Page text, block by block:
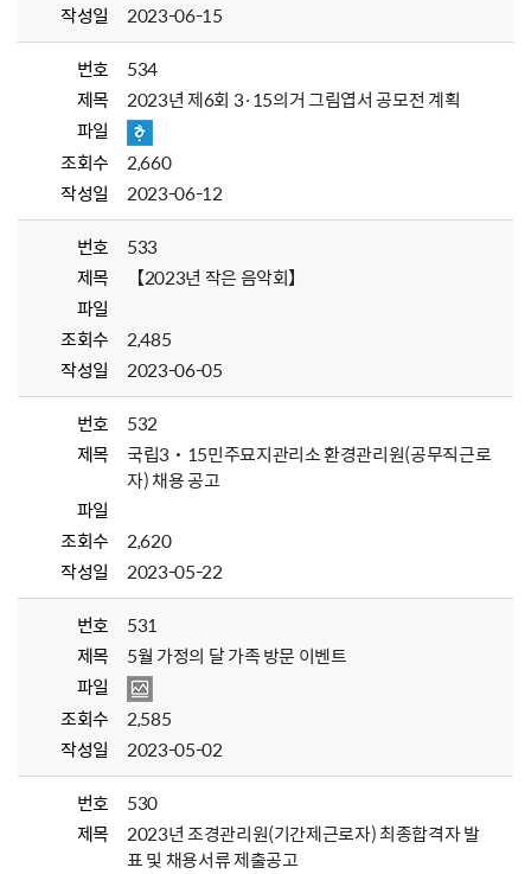
작성일
2023-06-15
번호
534
제목
2023년 제6회 3·15의거 그림엽서 공모전 계획
파일
조회수
2,660
작성일
2023-06-12
번호
533
제목
【2023년 작은 음악회】
파일
조회수
2,485
작성일
2023-06-05
번호
532
제목
국립3˙15민주묘지관리소 환경관리원(공무직근로
자) 채용 공고
파일
조회수
2,620
작성일
2023-05-22
번호
531
제목
5월 가정의 달 가족 방문 이벤트
파일
조회수
2,585
작성일
2023-05-02
번호
530
제목
2023년 조경관리원(기간제근로자) 최종합격자 발
표 및 채용서류 제출공고